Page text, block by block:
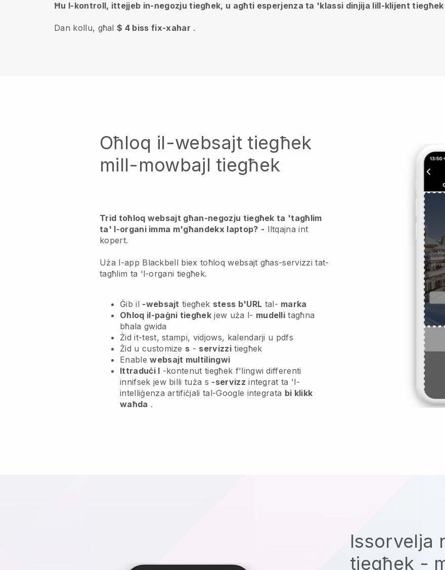
Ħu l-kontroll, ittejjeb in-negozju tiegħek, u agħti esperjenza ta 'klassi dinjija lill-klijent tiegħek
Dan kollu, għal$ 4 biss fix-xahar .
Oħloq il-websajt tiegħek
mill-mowbajl tiegħek
Trid toħloq websajt għan-negozju tiegħek ta 'tagħlim
ta' l-organi imma m'għandekx laptop? - Iltqajna int
kopert.
Uża l-app Blackbell biex toħloq websajt għas-servizzi tat-
tagħlim ta 'l-organi tiegħek.
Ġib il -websajt tiegħek stess b'URL tal- marka
Oħloq il-paġni tiegħek jew uża l- mudelli tagħna
bħala gwida
Żid it-test, stampi, vidjows, kalendarji u pdfs
Żid u customize s - servizzitiegħek
Enablewebsajt multilingwi
Ittraduċi l -kontenut tiegħek f'lingwi differenti
innifsek jew billi tuża s -servizz integrat ta 'l-
intelliġenza artifiċjali tal-Google integrata bi klikk
waħda .
Issorvelja
tiegħek -